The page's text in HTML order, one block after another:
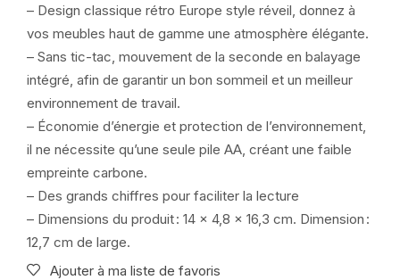
– Design classique rétro Europe style réveil, donnez à
vos meubles haut de gamme une atmosphère élégante.
– Sans tic-tac, mouvement de la seconde en balayage
intégré, afin de garantir un bon sommeil et un meilleur
environnement de travail.
– Économie d’énergie et protection de l’environnement,
il ne nécessite qu’une seule pile AA, créant une faible
empreinte carbone.
– Des grands chiffres pour faciliter la lecture
– Dimensions du produit : 14 x 4,8 x 16,3 cm. Dimension :
12,7 cm de large.
Ajouter à ma liste de favoris